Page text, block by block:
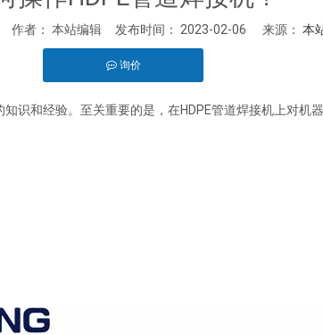
作者： 本站编辑 发布时间： 2023-02-06 来源： 本
询价
识和经验。至关重要的是，在HDPE管道焊接机上对机